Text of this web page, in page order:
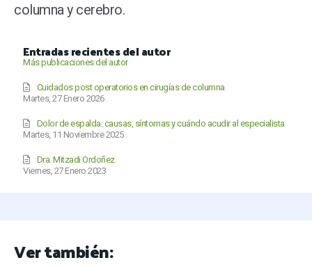
columna y cerebro.
Entradas recientes del autor
Más publicaciones del autor
Martes, 27 Enero 2026
Cuidados post operatorios en cirugías de columna
Martes, 11 Noviembre 2025
Dolor de espalda: causas, síntomas y cuándo acudir al especialista
Viernes, 27 Enero 2023
Dra. Mitzadi Ordoñez
Ver también: